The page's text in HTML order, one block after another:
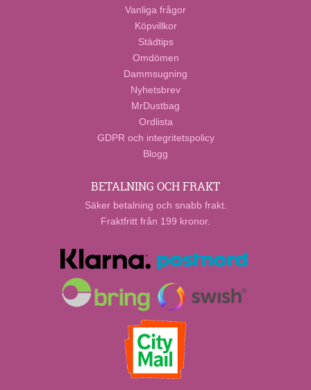
Vanliga frågor
Köpvillkor
Städtips
Omdömen
Dammsugning
Nyhetsbrev
MrDustbag
Ordlista
GDPR och integritetspolicy
Blogg
BETALNING OCH FRAKT
Säker betalning och snabb frakt.
Fraktfritt från 199 kronor.